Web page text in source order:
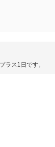
ラス1日です。